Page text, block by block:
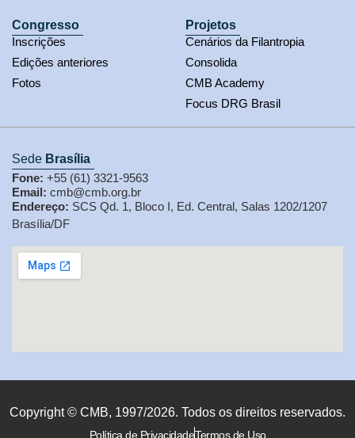
Congresso
Inscrições
Edições anteriores
Fotos
Projetos
Cenários da Filantropia
Consolida
CMB Academy
Focus DRG Brasil
Sede Brasília
Fone: +55 (61) 3321-9563
Email: cmb@cmb.org.br
Endereço: SCS Qd. 1, Bloco I, Ed. Central, Salas 1202/1207
Brasília/DF
Copyright © CMB, 1997/2026. Todos os direitos reservados.
Política de PrivacidadeTermos de Uso